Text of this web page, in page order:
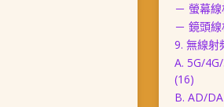
－ 螢幕
－ 鏡頭
9. 無線射
A. 5G/
(16)
B. AD/DA